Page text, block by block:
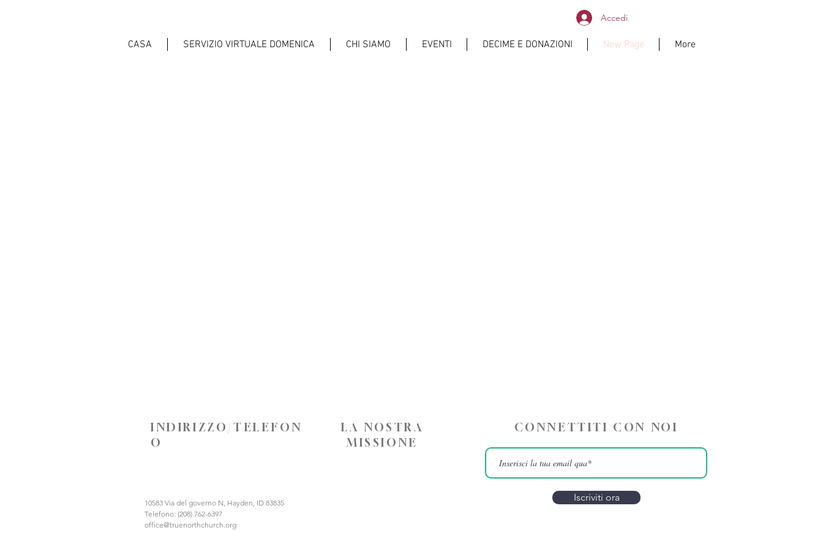
Accedi
CASA SERVIZIO VIRTUALE DOMENICA CHI SIAMO EVENTI DECIME E DONAZIONI New Page More
INDIRIZZO/TELEFON
O
LA NOSTRA
MISSIONE
10583 Via del governo N, Hayden, ID 83835
Telefono: (208) 762-6397
office@truenorthchurch.org
CONNETTITI CON NOI
Iscriviti ora